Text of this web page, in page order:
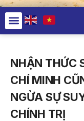
NHẬN THỨC
CHÍ MINH
NGỪA SỰ
CHÍNH TRỊ